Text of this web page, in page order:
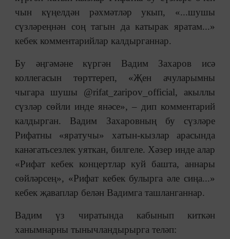
чын күңелдән рәхмәтләр укып, «...шушы
сүзләреңнән соң тагын да катырак яратам...»
кебек комментарийлар калдырганнар.
Бу әңгәмәне күргән Вадим Захаров исә
коллегасын төрттереп, «Җен ачуларымны
чыгара шушы @rifat_zaripov_official, акыллы
сүзләр сөйли инде янәсе», – дип комментарий
калдырган. Вадим Захаровның бу сүзләре
Рифатны «яратучы» хатын-кызлар арасында
канәгатьсезлек уяткан, билгеле. Хәзер инде алар
«Рифат кебек концертлар куй башта, аннары
сөйләрсең», «Рифат кебек булырга әле сиңа...»
кебек җаваплар белән Вадимга ташланганнар.
Вадим үз чиратында кабынып киткән
ханымнарны тынычландырырга теләп: